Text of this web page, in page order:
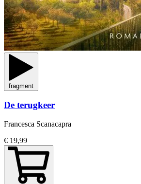
fragment
De terugkeer
Francesca Scanacapra
€ 19,99